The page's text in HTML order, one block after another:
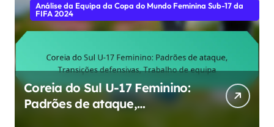
Análise da Equipa da Copa do Mundo Feminina Sub-17 da
FIFA 2024
Coreia do Sul U-17 Feminino:
Padrões de ataque,